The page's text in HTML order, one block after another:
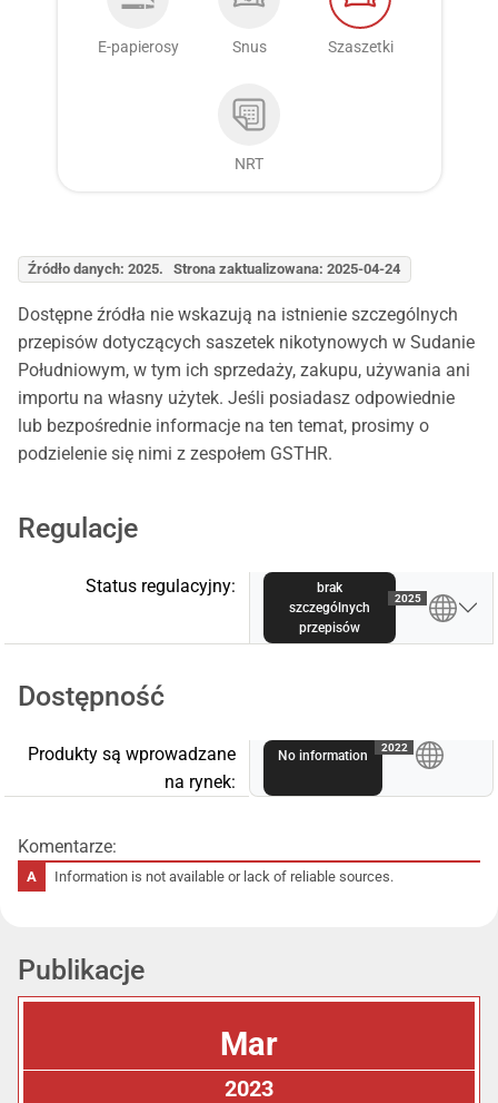
E-papierosy Snus Szaszetki
NRT
Źródło danych: 2025. Strona zaktualizowana: 2025-04-24
Dostępne źródła nie wskazują na istnienie szczególnych
przepisów dotyczących saszetek nikotynowych w Sudanie
Południowym, w tym ich sprzedaży, zakupu, używania ani
importu na własny użytek. Jeśli posiadasz odpowiednie
lub bezpośrednie informacje na ten temat, prosimy o
podzielenie się nimi z zespołem GSTHR.
Regulacje
Status regulacyjny:
brak
szczególnych
przepisów
2025
Dostępność
Produkty są wprowadzane
na rynek:
No information
A
2022
Komentarze:
Information is not available or lack of reliable sources.
Publikacje
Mar
2023